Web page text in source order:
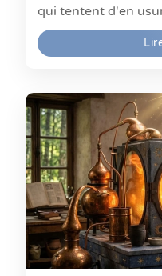
qui tentent d'en